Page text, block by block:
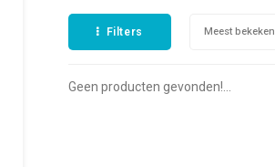
Filters Meest bekeken
Geen producten gevonden!...